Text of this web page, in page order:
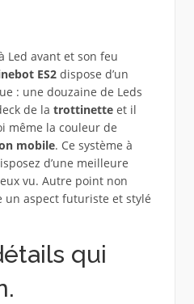
Led avant et son feu
ES2dispose d’un
: une douzaine de Leds
de la trottinetteet il
même la couleur de
mobile. Ce système à
d’une meilleure
vu. Autre point non
un aspect futuriste et stylé
qui